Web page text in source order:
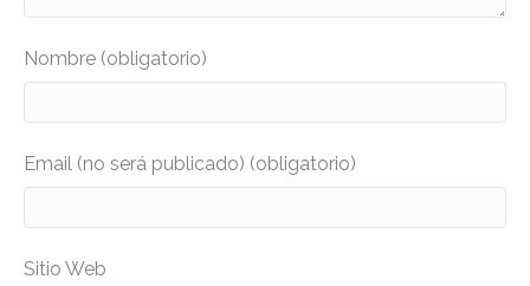
Nombre (obligatorio)
Email (no será publicado) (obligatorio)
Sitio Web